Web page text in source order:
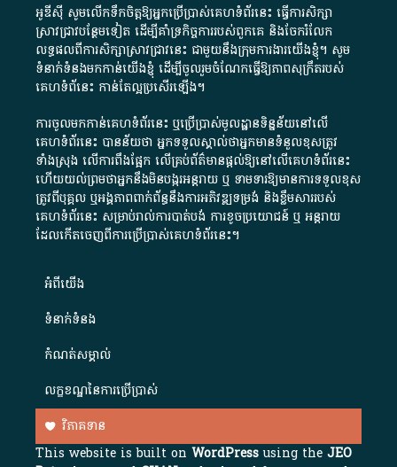
អូឌីស៊ី សូមលើកទឹកចិត្តឱ្យអ្នកប្រើប្រាស់គេហទំព័រនេះ ធ្វើការសិក្សា
ស្រាវជ្រាវបន្ថែមទៀត ដើម្បីគាំទ្រកិច្ចការ​របស់ពួកគេ និងចែករំលែក
លទ្ធផលពីការសិក្សាស្រាវជ្រាវនេះ ជាមួយនឹងក្រុមការងារយើងខ្ញុំ។ សូម
ទំនាក់ទំនងមកកាន់យើងខ្ញុំ ដើម្បីចូលរួមចំណែកធ្វើឱ្យភាពសុក្រឹតរបស់
គេហទំព័នេះ កាន់តែល្អប្រសើរឡើង។
ការចូលមកកាន់គេហទំព័រនេះ ឬប្រើប្រាស់មូលដ្ឋានទិន្នន័យនៅលើ
គេហទំព័រនេះ បានន័យថា អ្នកទទួលស្គាល់ថាអ្នកមានទំនួលខុសត្រូវ
ទាំងស្រុង លើការពឹងផ្អែក លើគ្រប់ព័ត៌មានផ្តល់ឱ្យនៅលើគេហទំព័រនេះ
ហើយយល់ព្រមថាអ្នកនឹងមិនបង្ករអន្តរាយ ឬ ទាមទារ​ឱ្យមានការទទួលខុស​
ត្រូវពីបុគ្គល ឬអង្គភាពពាក់ព័ន្ធនឹងការអភិវឌ្ឍទម្រង់ និងខ្លឹមសាររបស់
គេហទំព័រនេះ សម្រាប់រាល់ការបាត់បង់ ការខូចប្រយោជន៍ ឬ អន្តរាយ
ដែលកើតចេញពីការប្រើប្រាស់គេហទំព័រនេះ។
អំពី​យើង​
ទំនាក់ទំនង
កំណត់សម្គាល់
លក្ខខណ្ឌនៃការប្រើប្រាស់
វិភាគទាន
This website is built onWordPressusing theJEO